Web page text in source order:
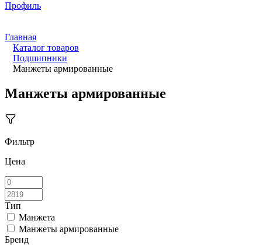
Профиль
Главная
Каталог товаров
Подшипники
Манжеты армированные
Манжеты армированные
Фильтр
Цена
Тип
Манжета
Манжеты армированные
Бренд